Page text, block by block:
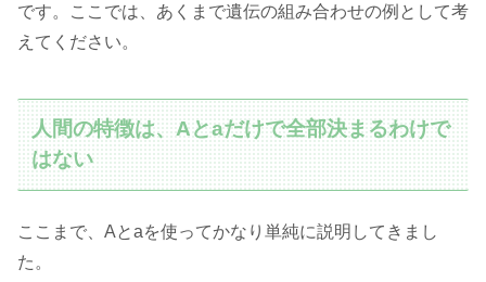
です。ここでは、あくまで遺伝の組み合わせの例として考
えてください。
人間の特徴は、Aとaだけで全部決まるわけで
はない
ここまで、Aとaを使ってかなり単純に説明してきまし
た。